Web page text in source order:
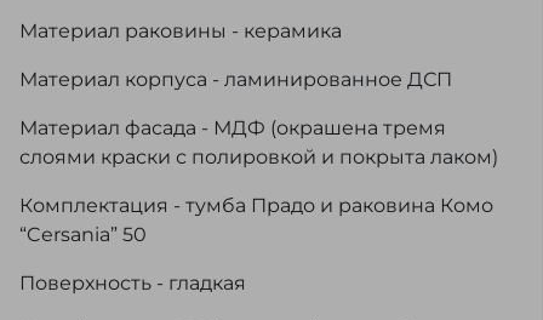
Материал раковины - керамика
Материал корпуса - ламинированное ДСП
Материал фасада - МДФ (окрашена тремя
слоями краски с полировкой и покрыта лаком)
Комплектация - тумба Прадо и раковина Комо
“Cersania” 50
Поверхность - гладкая